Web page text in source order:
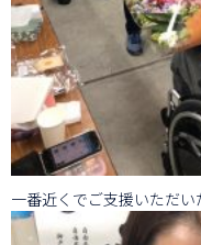
一番近くでご支援いただい